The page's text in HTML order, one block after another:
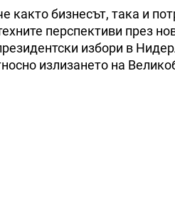
както бизнесът, така и
перспективи през
избори в
излизането на